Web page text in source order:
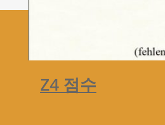
Z4 점수